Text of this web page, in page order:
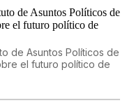
de Asuntos Políticos de
el futuro político de